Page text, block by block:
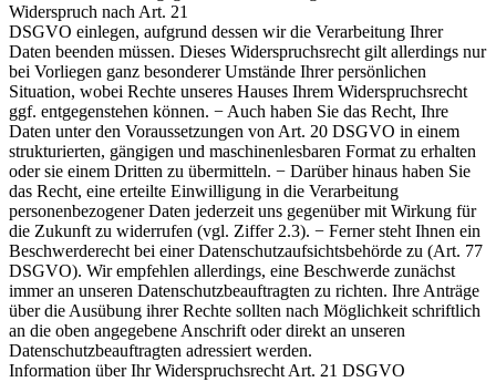
Widerspruch nach Art. 21
DSGVO einlegen, aufgrund dessen wir die Verarbeitung Ihrer
Daten beenden müssen. Dieses Widerspruchsrecht gilt allerdings nur
bei Vorliegen ganz besonderer Umstände Ihrer persönlichen
Situation, wobei Rechte unseres Hauses Ihrem Widerspruchsrecht
ggf. entgegenstehen können. − Auch haben Sie das Recht, Ihre
Daten unter den Voraussetzungen von Art. 20 DSGVO in einem
strukturierten, gängigen und maschinenlesbaren Format zu erhalten
oder sie einem Dritten zu übermitteln. − Darüber hinaus haben Sie
das Recht, eine erteilte Einwilligung in die Verarbeitung
personenbezogener Daten jederzeit uns gegenüber mit Wirkung für
die Zukunft zu widerrufen (vgl. Ziffer 2.3). − Ferner steht Ihnen ein
Beschwerderecht bei einer Datenschutzaufsichtsbehörde zu (Art. 77
DSGVO). Wir empfehlen allerdings, eine Beschwerde zunächst
immer an unseren Datenschutzbeauftragten zu richten. Ihre Anträge
über die Ausübung ihrer Rechte sollten nach Möglichkeit schriftlich
an die oben angegebene Anschrift oder direkt an unseren
Datenschutzbeauftragten adressiert werden.
Information über Ihr Widerspruchsrecht Art. 21 DSGVO